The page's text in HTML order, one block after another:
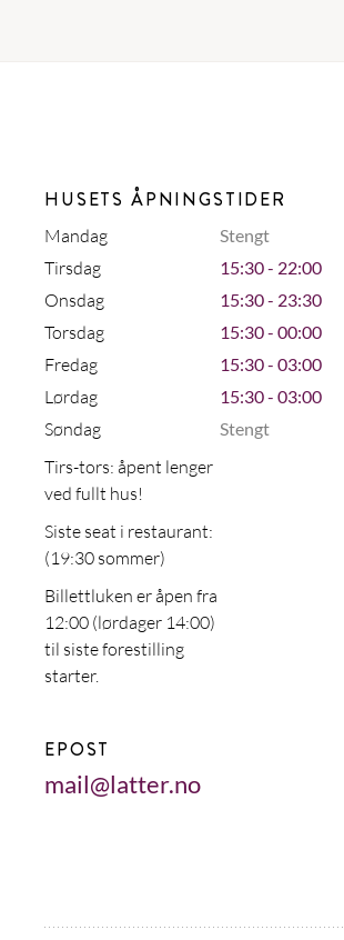
HUSETS ÅPNINGSTIDER
Mandag Stengt
Tirsdag 15:30 - 22:00
Onsdag 15:30 - 23:30
Torsdag 15:30 - 00:00
Fredag 15:30 - 03:00
Lørdag 15:30 - 03:00
Søndag Stengt
Tirs-tors: åpent lenger
ved fullt hus!
Siste seat i restaurant:
(19:30 sommer)
Billettluken er åpen fra
12:00 (lørdager 14:00)
til siste forestilling
starter.
EPOST
mail@latter.no